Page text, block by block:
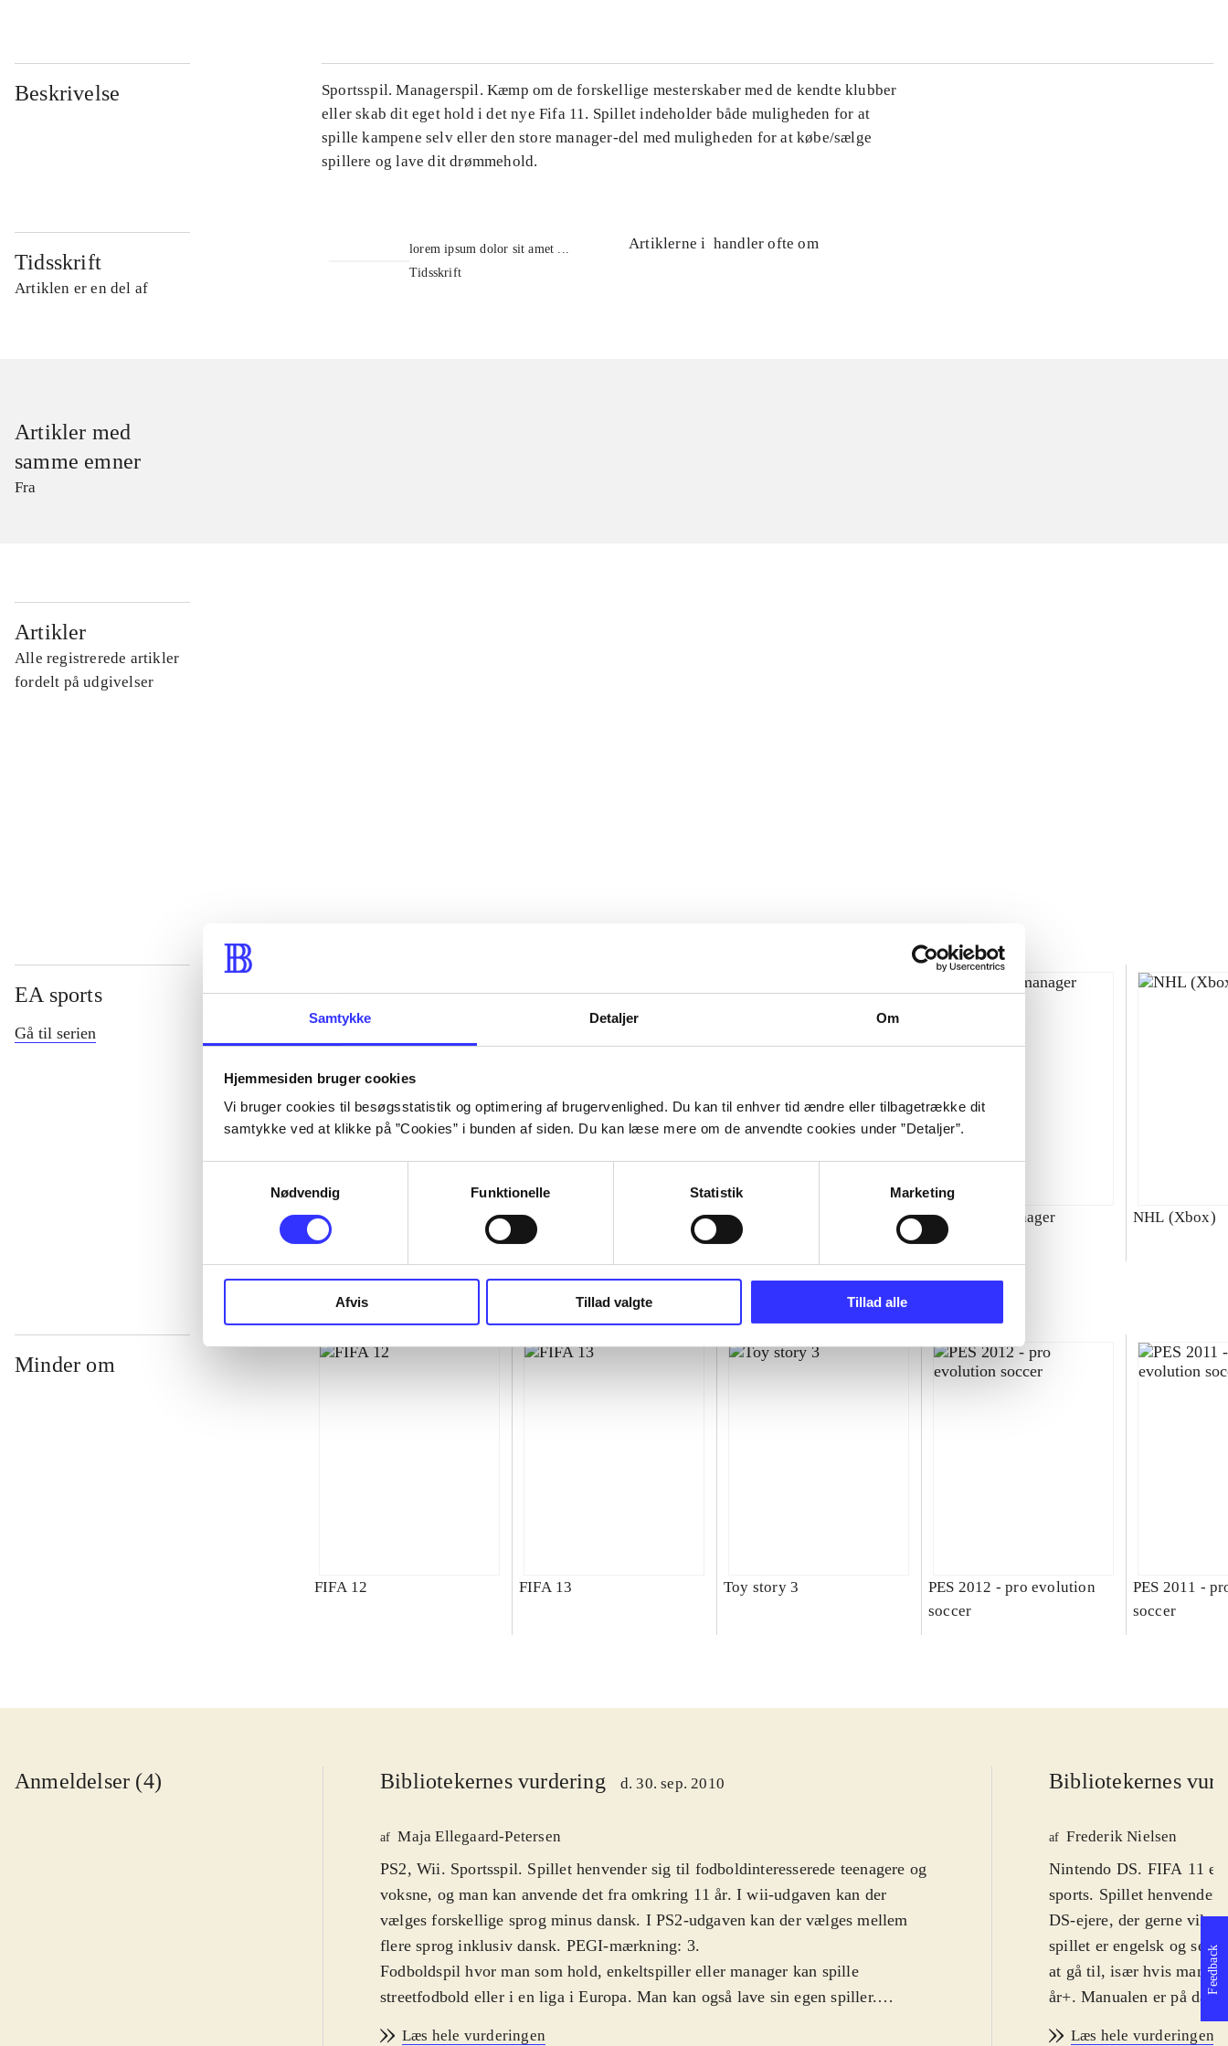
Samtykke Detaljer Om
Hjemmesiden bruger cookies
Vi bruger cookies til besøgsstatistik og optimering af brugervenlighed. Du kan til enhver tid ændre eller tilbagetrække dit
samtykke ved at klikke på ”Cookies” i bunden af siden. Du kan læse mere om de anvendte cookies under ”Detaljer”.
Nødvendig
Funktionelle Statistik Marketing
Afvis Tillad valgte Tillad alle
Beskrivelse
Sportsspil. Managerspil. Kæmp om de forskellige mesterskaber med de kendte klubber
eller skab dit eget hold i det nye Fifa 11. Spillet indeholder både muligheden for at
spille kampene selv eller den store manager-del med muligheden for at købe/sælge
spillere og lave dit drømmehold.
Tidsskrift
Artiklen er en del af
lorem ipsum dolor sit amet ...
Tidsskrift
Artiklerne i handler ofte om
Artikler med
samme emner
Fra
Artikler
Alle registrerede artikler
fordelt på udgivelser
EA sports
Gå til serien
NHL (Pc) NBA live (Pc)
Superbike 2000 : SBK
superbike world
championship
Total club manager NHL (Xbox)
Minder om
FIFA 12 FIFA 13 Toy story 3
PES 2012 - pro evolution
soccer
PES 2011 -
soccer
Anmeldelser (4) Bibliotekernes vurdering d. 30. sep. 2010
af Maja Ellegaard-Petersen
PS2, Wii. Sportsspil. Spillet henvender sig til fodboldinteresserede teenagere og
voksne, og man kan anvende det fra omkring 11 år. I wii-udgaven kan der
vælges forskellige sprog minus dansk. I PS2-udgaven kan der vælges mellem
flere sprog inklusiv dansk. PEGI-mærkning: 3.
Fodboldspil hvor man som hold, enkeltspiller eller manager kan spille
streetfodbold eller i en liga i Europa. Man kan også lave sin egen spiller.
Læs hele vurderingen
Bibliotekernes
af Frederik Nielsen
Nintendo DS. FIFA 11
sports. Spillet
DS-ejere, der gerne vil
spillet er engelsk og
at gå til, især hvis man
år+. Manualen er på
De nye tilføjelser i år er
Læs hele vurderingen
Feedback